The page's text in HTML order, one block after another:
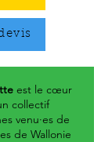
est le cœur
collectif
venu·es de
de Wallonie